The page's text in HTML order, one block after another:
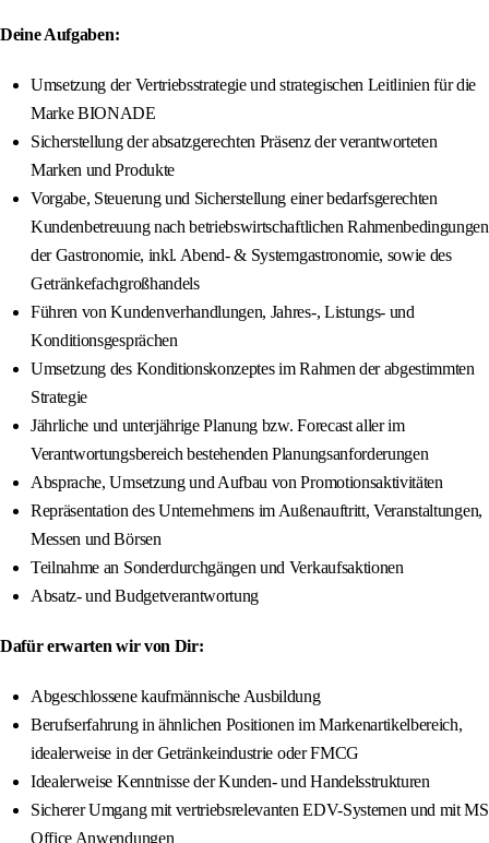
Deine Aufgaben:
Umsetzung der Vertriebsstrategie und strategischen Leitlinien für die
Marke BIONADE
Sicherstellung der absatzgerechten Präsenz der verantworteten
Marken und Produkte
Vorgabe, Steuerung und Sicherstellung einer bedarfsgerechten
Kundenbetreuung nach betriebswirtschaftlichen Rahmenbedingungen
der Gastronomie, inkl. Abend- & Systemgastronomie, sowie des
Getränkefachgroßhandels
Führen von Kundenverhandlungen, Jahres-, Listungs- und
Konditionsgesprächen
Umsetzung des Konditionskonzeptes im Rahmen der abgestimmten
Strategie
Jährliche und unterjährige Planung bzw. Forecast aller im
Verantwortungsbereich bestehenden Planungsanforderungen
Absprache, Umsetzung und Aufbau von Promotionsaktivitäten
Repräsentation des Unternehmens im Außenauftritt, Veranstaltungen,
Messen und Börsen
Teilnahme an Sonderdurchgängen und Verkaufsaktionen
Absatz- und Budgetverantwortung
Dafür erwarten wir von Dir:
Abgeschlossene kaufmännische Ausbildung
Berufserfahrung in ähnlichen Positionen im Markenartikelbereich,
idealerweise in der Getränkeindustrie oder FMCG
Idealerweise Kenntnisse der Kunden- und Handelsstrukturen
Sicherer Umgang mit vertriebsrelevanten EDV-Systemen und mit MS
Office Anwendungen